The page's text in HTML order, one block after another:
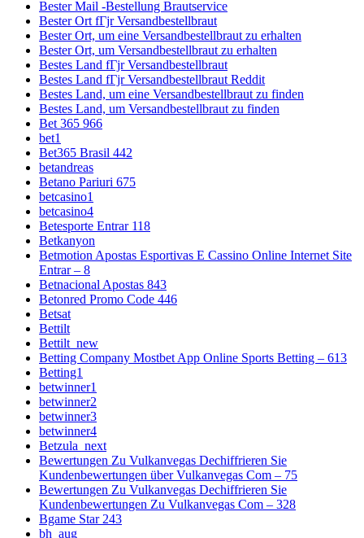
Bester Mail -Bestellung Brautservice
Bester Ort fГјr Versandbestellbraut
Bester Ort, um eine Versandbestellbraut zu erhalten
Bester Ort, um Versandbestellbraut zu erhalten
Bestes Land fГјr Versandbestellbraut
Bestes Land fГјr Versandbestellbraut Reddit
Bestes Land, um eine Versandbestellbraut zu finden
Bestes Land, um Versandbestellbraut zu finden
Bet 365 966
bet1
Bet365 Brasil 442
betandreas
Betano Pariuri 675
betcasino1
betcasino4
Betesporte Entrar 118
Betkanyon
Betmotion Apostas Esportivas E Cassino Online Internet Site
Entrar – 8
Betnacional Apostas 843
Betonred Promo Code 446
Betsat
Bettilt
Bettilt_new
Betting Company Mostbet App Online Sports Betting – 613
Betting1
betwinner1
betwinner2
betwinner3
betwinner4
Betzula_next
Bewertungen Zu Vulkanvegas Dechiffrieren Sie
Kundenbewertungen über Vulkanvegas Com – 75
Bewertungen Zu Vulkanvegas Dechiffrieren Sie
Kundenbewertungen Zu Vulkanvegas Com – 328
Bgame Star 243
bh_aug